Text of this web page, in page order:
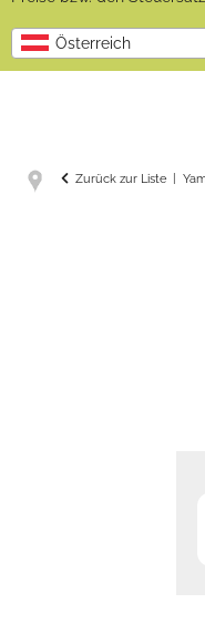
Österreich
Zurück zur Liste